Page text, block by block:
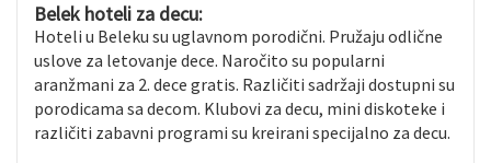
Belek hoteli za decu:
Hoteli u Beleku su uglavnom porodični. Pružaju odlične
uslove za letovanje dece. Naročito su popularni
aranžmani za 2. dece gratis. Različiti sadržaji dostupni su
porodicama sa decom. Klubovi za decu, mini diskoteke i
različiti zabavni programi su kreirani specijalno za decu.